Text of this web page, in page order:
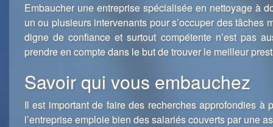
Embaucher une entreprise spécialisée en nettoyage à
un ou plusieurs intervenants pour s’occuper des
digne de confiance et surtout compétente n’est pas
prendre en compte dans le but de trouver le meilleur
Savoir qui vous embauchez
Il est important de faire des recherches approfondies
l’entreprise emploie bien des salariés couverts par une